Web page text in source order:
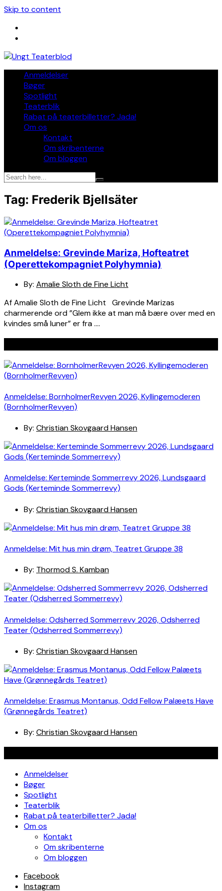
Skip to content
Anmeldelser
Bøger
Spotlight
Teaterblik
Rabat på teaterbilletter? Jada!
Om os
Kontakt
Om skribenterne
Om bloggen
Tag: Frederik Bjellsäter
Anmeldelse: Grevinde Mariza, Hofteatret
(Operettekompagniet Polyhymnia)
By: Amalie Sloth de Fine Licht
Af Amalie Sloth de Fine Licht Grevinde Marizas
charmerende ord ”Glem ikke at man må bære over med en
kvindes små luner” er fra ….
Anmeldelse: BornholmerRevyen 2026, Kyllingemoderen
(BornholmerRevyen)
By: Christian Skovgaard Hansen
Anmeldelse: Kerteminde Sommerrevy 2026, Lundsgaard
Gods (Kerteminde Sommerrevy)
By: Christian Skovgaard Hansen
Anmeldelse: Mit hus min drøm, Teatret Gruppe 38
By: Thormod S. Kamban
Anmeldelse: Odsherred Sommerrevy 2026, Odsherred
Teater (Odsherred Sommerrevy)
By: Christian Skovgaard Hansen
Anmeldelse: Erasmus Montanus, Odd Fellow Palæets Have
(Grønnegårds Teatret)
By: Christian Skovgaard Hansen
Anmeldelser
Bøger
Spotlight
Teaterblik
Rabat på teaterbilletter? Jada!
Om os
Kontakt
Om skribenterne
Om bloggen
Facebook
Instagram